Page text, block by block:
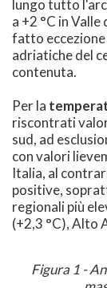
lungo tutto
a +2 °C in
fatto eccezione
adriatiche del
contenuta.
Per la
riscontrati
sud, ad
con valori
Italia, al
positive,
regionali più
(+2,3 °C), Alto
Figura 1 -